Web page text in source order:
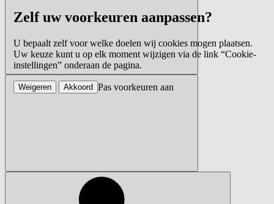
Zelf uw voorkeuren aanpassen?
U bepaalt zelf voor welke doelen wij cookies mogen plaatsen.
Uw keuze kunt u op elk moment wijzigen via de link “Cookie-
instellingen” onderaan de pagina.
Pas voorkeuren aan
Weigeren Akkoord